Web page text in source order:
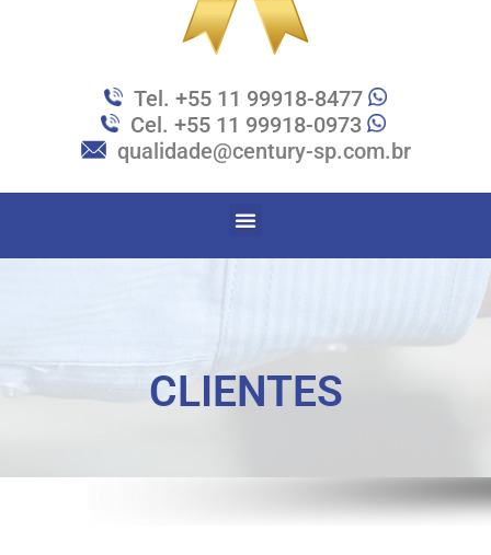
Tel. +55 11 99918-8477
Cel. +55 11 99918-0973
qualidade@century-sp.com.br
CLIENTES